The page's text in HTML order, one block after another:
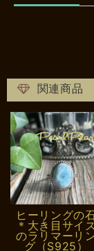
関連商品
ヒーリングの
＊大き目サイ
のラリマーリ
グ（S925）